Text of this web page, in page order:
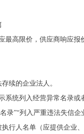
最高限价，供应商响应报
续的企业法人。
系统列入经营异常名录
录”“列入严重违法失信
执行人名单（应提供企